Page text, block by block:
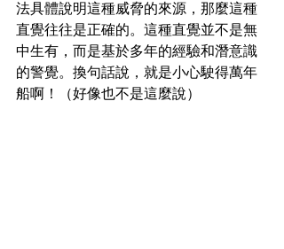
法具體說明這種威脅的來源，那麼這種
直覺往往是正確的。這種直覺並不是無
中生有，而是基於多年的經驗和潛意識
的警覺。換句話說，就是小心駛得萬年
船啊！（好像也不是這麼說）